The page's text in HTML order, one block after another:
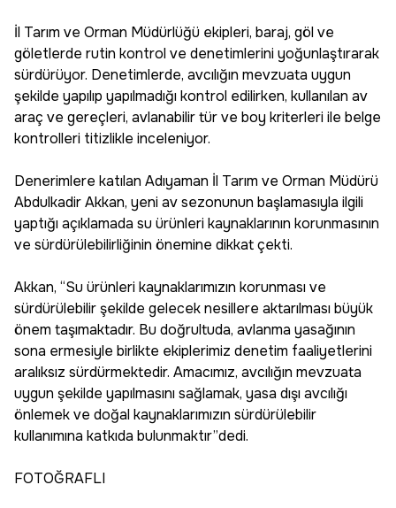
İl Tarım ve Orman Müdürlüğü ekipleri, baraj, göl ve
göletlerde rutin kontrol ve denetimlerini yoğunlaştırarak
sürdürüyor. Denetimlerde, avcılığın mevzuata uygun
şekilde yapılıp yapılmadığı kontrol edilirken, kullanılan av
araç ve gereçleri, avlanabilir tür ve boy kriterleri ile belge
kontrolleri titizlikle inceleniyor.
Denerimlere katılan Adıyaman İl Tarım ve Orman Müdürü
Abdulkadir Akkan, yeni av sezonunun başlamasıyla ilgili
yaptığı açıklamada su ürünleri kaynaklarının korunmasının
ve sürdürülebilirliğinin önemine dikkat çekti.
Akkan, “Su ürünleri kaynaklarımızın korunması ve
sürdürülebilir şekilde gelecek nesillere aktarılması büyük
önem taşımaktadır. Bu doğrultuda, avlanma yasağının
sona ermesiyle birlikte ekiplerimiz denetim faaliyetlerini
aralıksız sürdürmektedir. Amacımız, avcılığın mevzuata
uygun şekilde yapılmasını sağlamak, yasa dışı avcılığı
önlemek ve doğal kaynaklarımızın sürdürülebilir
kullanımına katkıda bulunmaktır”dedi.
FOTOĞRAFLI